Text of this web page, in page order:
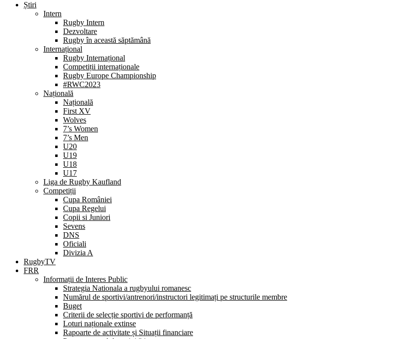
Știri
Intern
Rugby Intern
Dezvoltare
Rugby în această săptămână
Internațional
Rugby Internațional
Competiții internaționale
Rugby Europe Championship
#RWC2023
Națională
Națională
First XV
Wolves
7’s Women
7’s Men
U20
U19
U18
U17
Liga de Rugby Kaufland
Competiții
Cupa României
Cupa Regelui
Copii si Juniori
Sevens
DNS
Oficiali
Divizia A
RugbyTV
FRR
Informații de Interes Public
Strategia Nationala a rugbyului romanesc
Numărul de sportivi/antrenori/instructori legitimați pe structurile membre
Buget
Criterii de selecție sportivi de performanță
Loturi naționale extinse
Rapoarte de activitate și Situații financiare